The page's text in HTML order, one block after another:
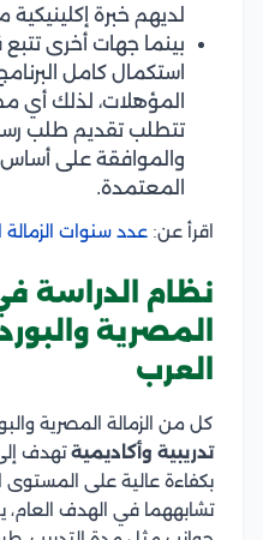
لديهم خبرة
بينما جهات أخرى
استكمال كامل
المؤهلات، لذلك أي
تتطلب تقديم طلب
والموافقة على
المعتمدة.
اقرأ عن: عدد سنوات
نظام الدراسة
المصرية
العرب
كل من الزمالة المصرية
تدريبية وأكاديميةتهدف
بكفاءة عالية على المستوى
تشابههما في الهدف